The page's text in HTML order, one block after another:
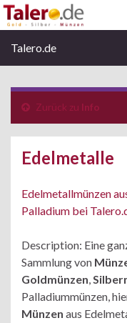
Talero.de
Zurück zu Info
Edelmetalle
Edelmetallmünzen
Palladium bei
Description: Eine
Sammlung von
Goldmünzen,
Palladiummünzen,
Münzen aus